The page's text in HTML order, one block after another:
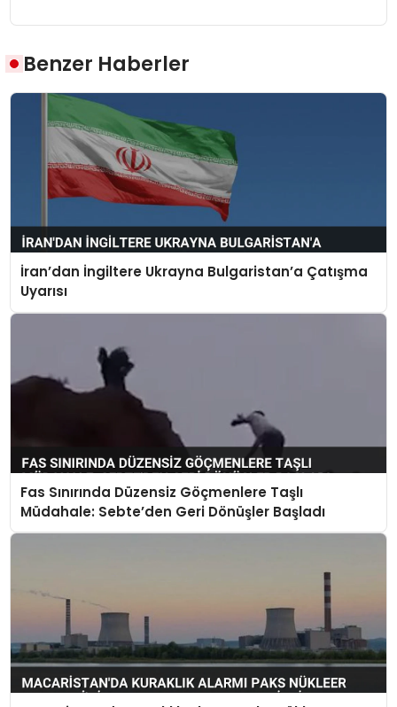
Benzer Haberler
İran’dan İngiltere Ukrayna Bulgaristan’a Çatışma
Uyarısı
Fas Sınırında Düzensiz Göçmenlere Taşlı
Müdahale: Sebte’den Geri Dönüşler Başladı